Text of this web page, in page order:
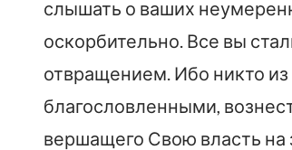
слышать о ваших
оскорбительно. Все вы
отвращением. Ибо никто
благословленными,
вершащего Свою власть на